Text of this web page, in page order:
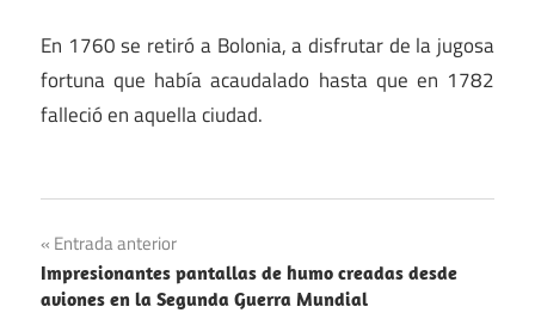
En 1760 se retiró a Bolonia, a disfrutar de la jugosa
fortuna que había acaudalado hasta que en 1782
falleció en aquella ciudad.
Música
Reyes
Navegación
de
Entrada anterior
Impresionantes pantallas de humo creadas desde
aviones en la Segunda Guerra Mundial